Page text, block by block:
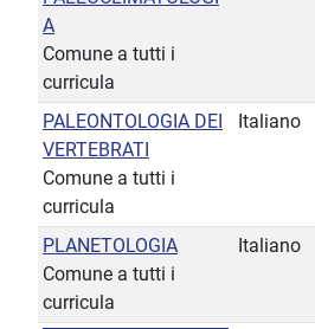
A
Comune a tutti i
curricula
PALEONTOLOGIA DEI
VERTEBRATI
Comune a tutti i
curricula
Italiano
PLANETOLOGIA
Comune a tutti i
curricula
Italiano